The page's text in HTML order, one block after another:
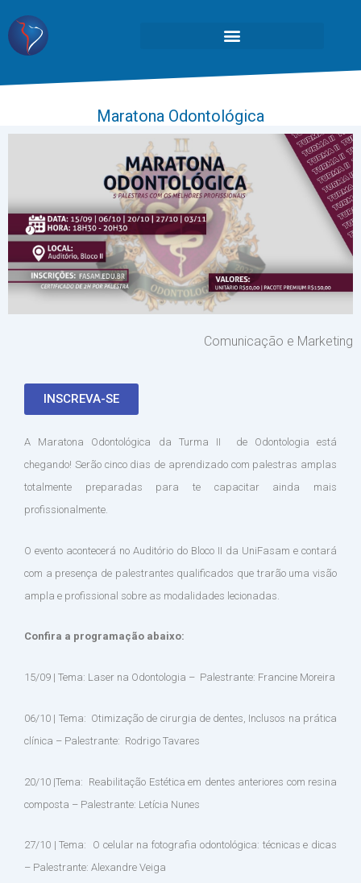
Maratona Odontológica
Comunicação e Marketing
INSCREVA-SE
A Maratona Odontológica da Turma II de Odontologia está
chegando! Serão cinco dias de aprendizado com palestras amplas
totalmente preparadas para te capacitar ainda mais
profissionalmente.
O evento acontecerá no Auditório do Bloco II da UniFasam e contará
com a presença de palestrantes qualificados que trarão uma visão
ampla e profissional sobre as modalidades lecionadas.
Confira a programação abaixo:
15/09 | Tema: Laser na Odontologia – Palestrante: Francine Moreira
06/10 | Tema: Otimização de cirurgia de dentes, Inclusos na prática
clínica – Palestrante: Rodrigo Tavares
20/10 |Tema: Reabilitação Estética em dentes anteriores com resina
composta – Palestrante: Letícia Nunes
27/10 | Tema: O celular na fotografia odontológica: técnicas e dicas
– Palestrante: Alexandre Veiga